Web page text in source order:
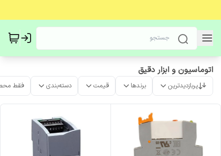
اتوماسیون و ابزار دقیق
پربازدیدترین برندها قیمت دسته‌بندی فقط